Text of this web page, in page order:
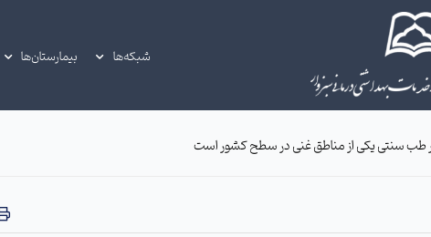
شبکه‌ها بیمارستان‌ها